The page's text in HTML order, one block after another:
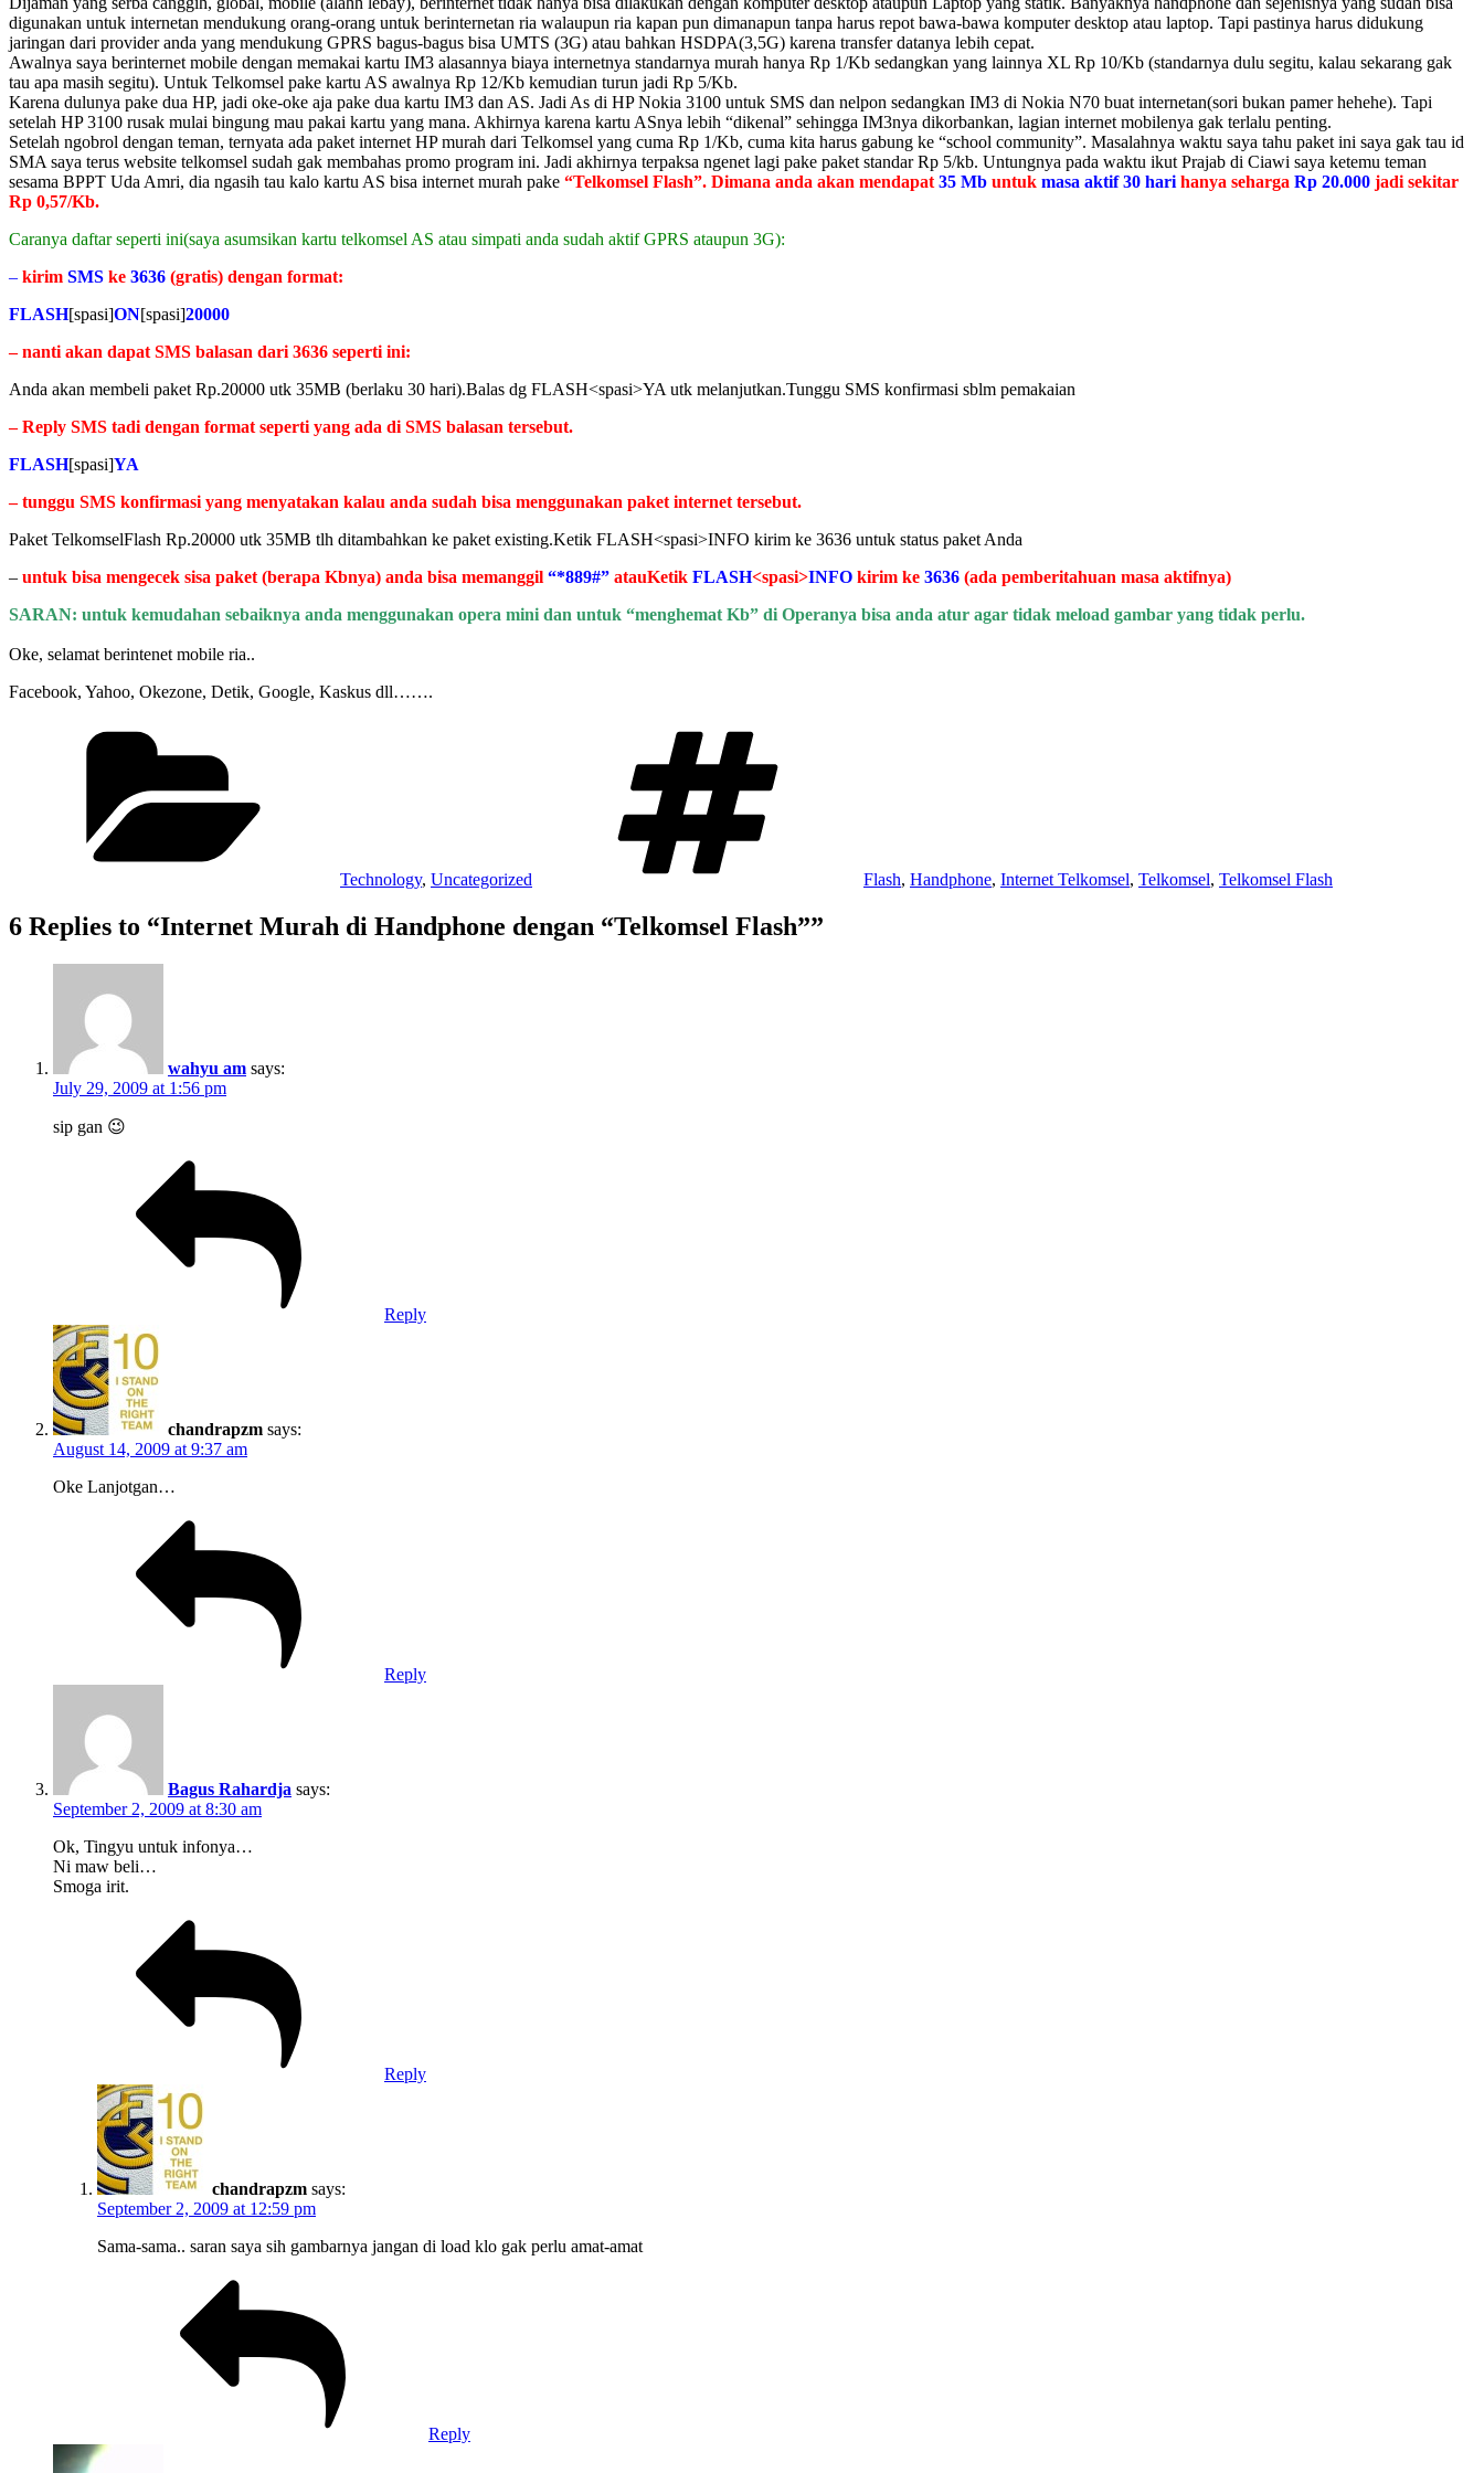
digunakan untuk internetan mendukung orang-orang untuk berinternetan ria walaupun ria kapan pun dimanapun tanpa harus repot bawa-bawa komputer desktop atau laptop. Tapi pastinya harus didukung
jaringan dari provider anda yang mendukung GPRS bagus-bagus bisa UMTS (3G) atau bahkan HSDPA(3,5G) karena transfer datanya lebih cepat.
Awalnya saya berinternet mobile dengan memakai kartu IM3 alasannya biaya internetnya standarnya murah hanya Rp 1/Kb sedangkan yang lainnya XL Rp 10/Kb (standarnya dulu segitu, kalau sekarang gak
tau apa masih segitu). Untuk Telkomsel pake kartu AS awalnya Rp 12/Kb kemudian turun jadi Rp 5/Kb.
Karena dulunya pake dua HP, jadi oke-oke aja pake dua kartu IM3 dan AS. Jadi As di HP Nokia 3100 untuk SMS dan nelpon sedangkan IM3 di Nokia N70 buat internetan(sori bukan pamer hehehe). Tapi
setelah HP 3100 rusak mulai bingung mau pakai kartu yang mana. Akhirnya karena kartu ASnya lebih “dikenal” sehingga IM3nya dikorbankan, lagian internet mobilenya gak terlalu penting.
Setelah ngobrol dengan teman, ternyata ada paket internet HP murah dari Telkomsel yang cuma Rp 1/Kb, cuma kita harus gabung ke “school community”. Masalahnya waktu saya tahu paket ini saya gak tau id
SMA saya terus website telkomsel sudah gak membahas promo program ini. Jadi akhirnya terpaksa ngenet lagi pake paket standar Rp 5/kb. Untungnya pada waktu ikut Prajab di Ciawi saya ketemu teman
sesama BPPT Uda Amri, dia ngasih tau kalo kartu AS bisa internet murah pake “Telkomsel Flash”. Dimana anda akan mendapat 35 Mb untuk masa aktif 30 hari hanya seharga Rp 20.000 jadi sekitar
Rp 0,57/Kb.
Caranya daftar seperti ini(saya asumsikan kartu telkomsel AS atau simpati anda sudah aktif GPRS ataupun 3G):
– kirim SMS ke 3636 (gratis) dengan format:
FLASH[spasi]ON[spasi]20000
– nanti akan dapat SMS balasan dari 3636 seperti ini:
Anda akan membeli paket Rp.20000 utk 35MB (berlaku 30 hari).Balas dg FLASH<spasi>YA utk melanjutkan.Tunggu SMS konfirmasi sblm pemakaian
– Reply SMS tadi dengan format seperti yang ada di SMS balasan tersebut.
FLASH[spasi]YA
– tunggu SMS konfirmasi yang menyatakan kalau anda sudah bisa menggunakan paket internet tersebut.
Paket TelkomselFlash Rp.20000 utk 35MB tlh ditambahkan ke paket existing.Ketik FLASH<spasi>INFO kirim ke 3636 untuk status paket Anda
– untuk bisa mengecek sisa paket (berapa Kbnya) anda bisa memanggil “*889#” atauKetik FLASH<spasi>INFO kirim ke 3636 (ada pemberitahuan masa aktifnya)
SARAN: untuk kemudahan sebaiknya anda menggunakan opera mini dan untuk “menghemat Kb” di Operanya bisa anda atur agar tidak meload gambar yang tidak perlu.
Oke, selamat berintenet mobile ria..
Facebook, Yahoo, Okezone, Detik, Google, Kaskus dll…….
Technology, Uncategorized Flash, Handphone, Internet Telkomsel, Telkomsel, Telkomsel Flash
6 Replies to “Internet Murah di Handphone dengan “Telkomsel Flash””
wahyu am says:
July 29, 2009 at 1:56 pm
sip gan 😉
Reply
chandrapzm says:
August 14, 2009 at 9:37 am
Oke Lanjotgan…
Reply
Bagus Rahardja says:
September 2, 2009 at 8:30 am
Ok, Tingyu untuk infonya…
Ni maw beli…
Smoga irit.
Reply
chandrapzm says:
September 2, 2009 at 12:59 pm
Sama-sama.. saran saya sih gambarnya jangan di load klo gak perlu amat-amat
Reply